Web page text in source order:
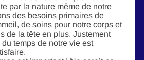
par la nature même de notre
des besoins primaires de
de soins pour notre corps et
de la tête en plus. Justement
temps de notre vie est